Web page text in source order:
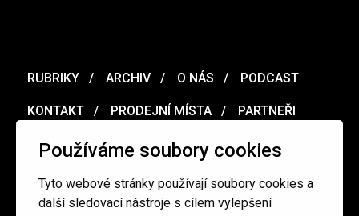
Používáme soubory cookies
Tyto webové stránky používají soubory cookies a
další sledovací nástroje s cílem vylepšení
RUBRIKY ARCHIV O NÁS PODCAST
KONTAKT PRODEJNÍ MÍSTA PARTNEŘI
MERCH VOUCHER
Ochrana osobních údajů / Obchodní podmínky